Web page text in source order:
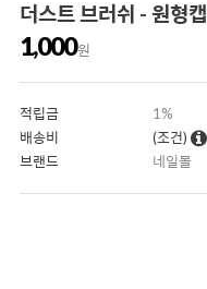
더스트 브러쉬 - 원형캡
1,000원
적립금
1%
배송비
(조건)
브랜드
네일몰